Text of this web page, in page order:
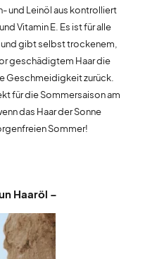
und Leinöl aus kontrolliert
Vitamin E. Es ist für alle
gibt selbst trockenem,
geschädigtem Haar die
Geschmeidigkeit zurück.
für die Sommersaison am
das Haar der Sonne
Sommer!
Haaröl –